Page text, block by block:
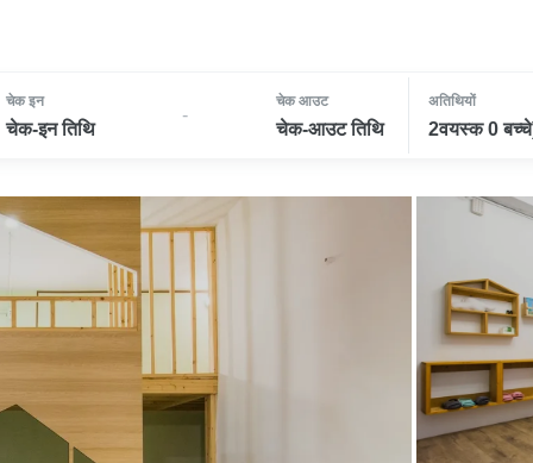
चेक इन
चेक-इन तिथि
-
चेक आउट
चेक-आउट तिथि
अतिथियों
2वयस्क 0